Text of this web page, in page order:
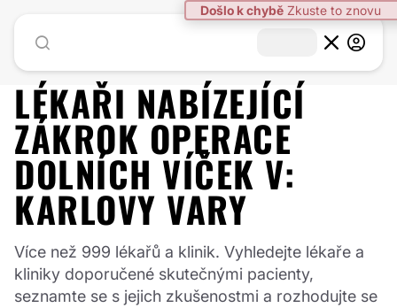
Došlo k chybě Zkuste to znovu
LÉKAŘI NABÍZEJÍCÍ
ZÁKROK OPERACE
DOLNÍCH VÍČEK V:
KARLOVY VARY
Více než 999 lékařů a klinik. Vyhledejte lékaře a
kliniky doporučené skutečnými pacienty,
seznamte se s jejich zkušenostmi a rozhodujte se